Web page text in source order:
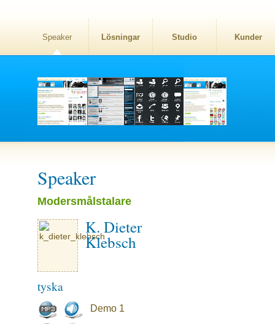
Speaker Lösningar Studio Kunder
Speaker
Modersmålstalare
K. Dieter
Klebsch
tyska
Demo 1